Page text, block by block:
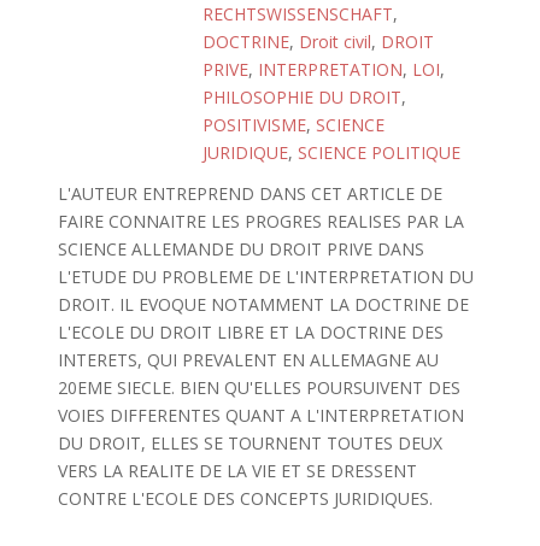
RECHTSWISSENSCHAFT,
DOCTRINE, Droit civil, DROIT
PRIVE, INTERPRETATION, LOI,
PHILOSOPHIE DU DROIT,
POSITIVISME, SCIENCE
JURIDIQUE, SCIENCE POLITIQUE
L'AUTEUR ENTREPREND DANS CET ARTICLE DE
FAIRE CONNAITRE LES PROGRES REALISES PAR LA
SCIENCE ALLEMANDE DU DROIT PRIVE DANS
L'ETUDE DU PROBLEME DE L'INTERPRETATION DU
DROIT. IL EVOQUE NOTAMMENT LA DOCTRINE DE
L'ECOLE DU DROIT LIBRE ET LA DOCTRINE DES
INTERETS, QUI PREVALENT EN ALLEMAGNE AU
20EME SIECLE. BIEN QU'ELLES POURSUIVENT DES
VOIES DIFFERENTES QUANT A L'INTERPRETATION
DU DROIT, ELLES SE TOURNENT TOUTES DEUX
VERS LA REALITE DE LA VIE ET SE DRESSENT
CONTRE L'ECOLE DES CONCEPTS JURIDIQUES.